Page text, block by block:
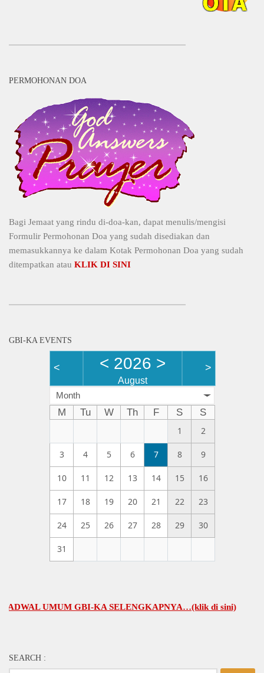
PERMOHONAN DOA
Bagi Jemaat yang rindu di-doa-kan, dapat menulis/mengisi
Formulir Permohonan Doa yang sudah disediakan dan
memasukkannya ke dalam Kotak Permohonan Doa yang sudah
ditempatkan atau KLIK DI SINI
GBI-KA EVENTS
< < 2026 >
August
>
Month
M Tu W Th F S
S
1
2
3 4 5 6 7 8 9
10 11 12 13 14 15 16
17 18 19 20 21 22 23
24 25 26 27 28 29 30
31
UMUM GBI-KA SELENGKAPNYA…(klik di sini)
SEARCH :